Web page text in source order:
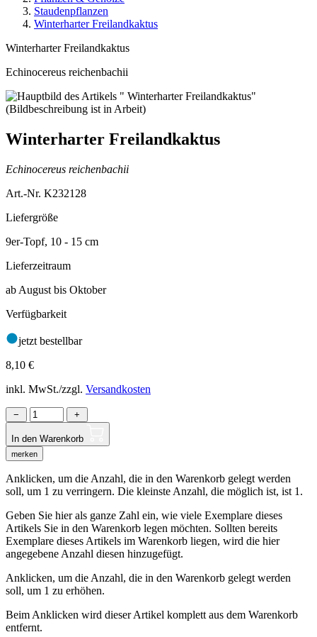
Staudenpflanzen
Winterharter Freilandkaktus
Winterharter Freilandkaktus
Echinocereus reichenbachii
Winterharter Freilandkaktus
Echinocereus reichenbachii
Art.-Nr. K232128
Liefergröße
9er-Topf, 10 - 15 cm
Lieferzeitraum
ab August bis Oktober
Verfügbarkeit
jetzt bestellbar
8,10 €
inkl. MwSt./zzgl. Versandkosten
− +
In den Warenkorb
merken
Anklicken, um die Anzahl, die in den Warenkorb gelegt werden
soll, um 1 zu verringern. Die kleinste Anzahl, die möglich ist, ist 1.
Geben Sie hier als ganze Zahl ein, wie viele Exemplare dieses
Artikels Sie in den Warenkorb legen möchten. Sollten bereits
Exemplare dieses Artikels im Warenkorb liegen, wird die hier
angegebene Anzahl diesen hinzugefügt.
Anklicken, um die Anzahl, die in den Warenkorb gelegt werden
soll, um 1 zu erhöhen.
Beim Anklicken wird dieser Artikel komplett aus dem Warenkorb
entfernt.